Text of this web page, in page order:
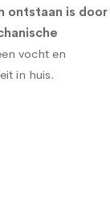
ontstaan is door
vocht en
in huis.